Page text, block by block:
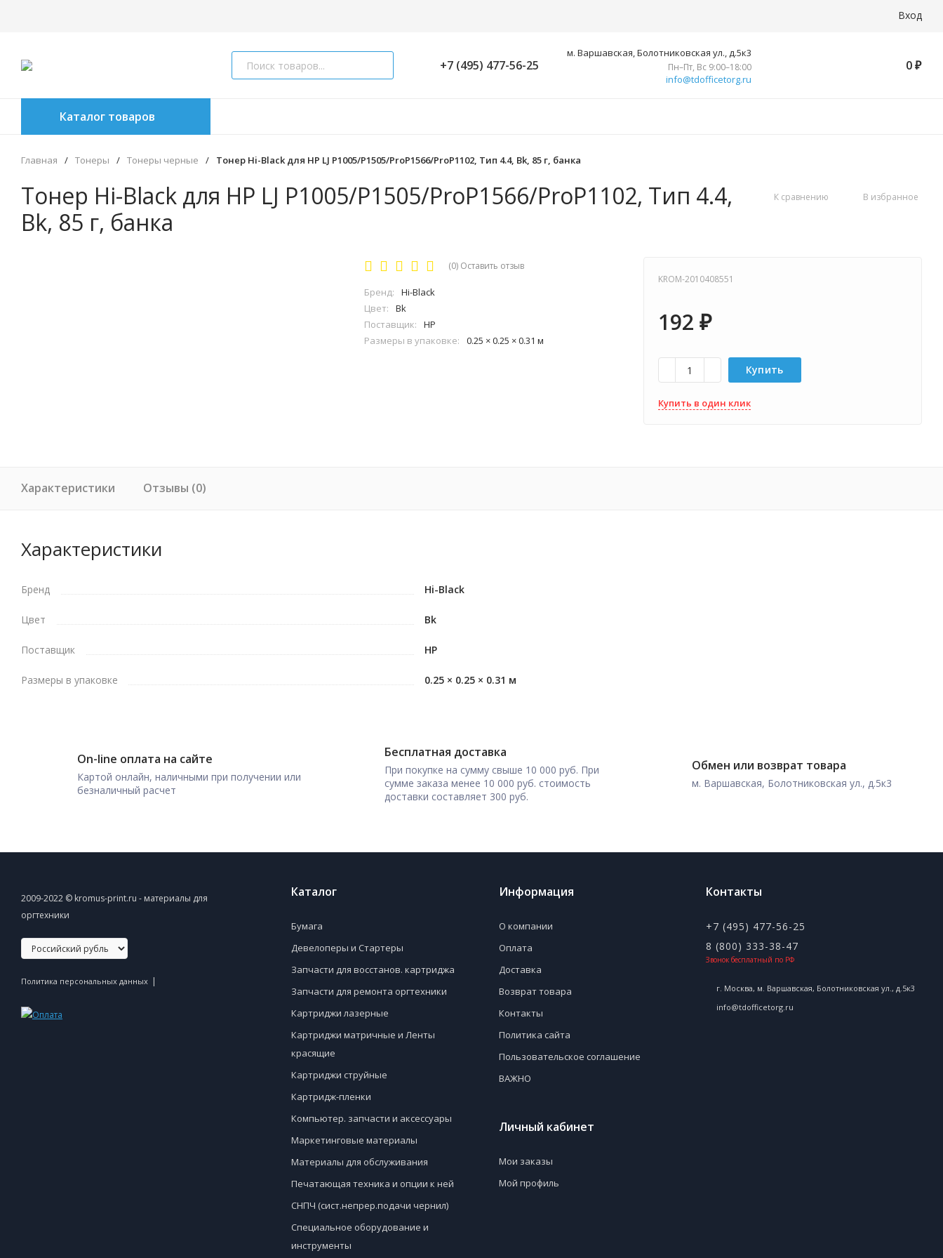
Вход
+7 (495) 477-56-25
м. Варшавская, Болотниковская ул., д.5к3
Пн–Пт, Вс 9:00–18:00
info@tdofficetorg.ru
0 ₽
Каталог товаров
Главная / Тонеры / Тонеры черные / Тонер Hi-Black для HP LJ P1005/P1505/ProP1566/ProP1102, Тип 4.4, Bk, 85 г, банка
Тонер Hi-Black для HP LJ P1005/P1505/ProP1566/ProP1102, Тип 4.4,
Bk, 85 г, банка
К сравнению В избранное
(0) Оставить отзыв
Бренд:
Hi-Black
Цвет:
Bk
Поставщик:
HP
Размеры в упаковке:
0.25 × 0.25 × 0.31 м
KROM-2010408551
192 ₽
Купить
Купить в один клик
Характеристики Отзывы (0)
Характеристики
Бренд Hi-Black
Цвет Bk
Поставщик HP
Размеры в упаковке 0.25 × 0.25 × 0.31 м
On-line оплата на сайте
Картой онлайн, наличными при получении или
безналичный расчет
Бесплатная доставка
При покупке на сумму свыше 10 000 руб. При
сумме заказа менее 10 000 руб. стоимость
доставки составляет 300 руб.
Обмен или возврат товара
м. Варшавская, Болотниковская ул., д.5к3
2009-2022 © kromus-print.ru - материалы для
оргтехники
Политика персональных данных |
Каталог
Бумага
Девелоперы и Стартеры
Запчасти для восстанов. картриджа
Запчасти для ремонта оргтехники
Картриджи лазерные
Картриджи матричные и Ленты
красящие
Картриджи струйные
Картридж-пленки
Компьютер. запчасти и аксессуары
Маркетинговые материалы
Материалы для обслуживания
Печатающая техника и опции к ней
СНПЧ (сист.непрер.подачи чернил)
Специальное оборудование и
инструменты
Информация
О компании
Оплата
Доставка
Возврат товара
Контакты
Политика сайта
Пользовательское соглашение
ВАЖНО
Личный кабинет
Мои заказы
Мой профиль
Контакты
+7 (495) 477-56-25
8 (800) 333-38-47
Звонок бесплатный по РФ
г. Москва, м. Варшавская, Болотниковская ул., д.5к3
info@tdofficetorg.ru